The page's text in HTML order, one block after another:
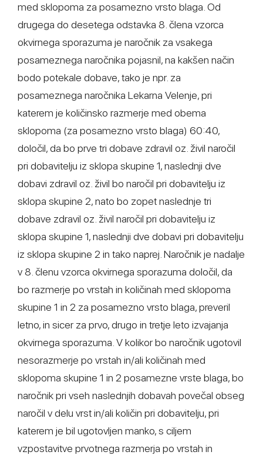
med sklopoma za posamezno vrsto blaga. Od
drugega do desetega odstavka 8. člena vzorca
okvirnega sporazuma je naročnik za vsakega
posameznega naročnika pojasnil, na kakšen način
bodo potekale dobave, tako je npr. za
posameznega naročnika Lekarna Velenje, pri
katerem je količinsko razmerje med obema
sklopoma (za posamezno vrsto blaga) 60:40,
določil, da bo prve tri dobave zdravil oz. živil naročil
pri dobavitelju iz sklopa skupine 1, naslednji dve
dobavi zdravil oz. živil bo naročil pri dobavitelju iz
sklopa skupine 2, nato bo zopet naslednje tri
dobave zdravil oz. živil naročil pri dobavitelju iz
sklopa skupine 1, naslednji dve dobavi pri dobavitelju
iz sklopa skupine 2 in tako naprej. Naročnik je nadalje
v 8. členu vzorca okvirnega sporazuma določil, da
bo razmerje po vrstah in količinah med sklopoma
skupine 1 in 2 za posamezno vrsto blaga, preveril
letno, in sicer za prvo, drugo in tretje leto izvajanja
okvirnega sporazuma. V kolikor bo naročnik ugotovil
nesorazmerje po vrstah in/ali količinah med
sklopoma skupine 1 in 2 posamezne vrste blaga, bo
naročnik pri vseh naslednjih dobavah povečal obseg
naročil v delu vrst in/ali količin pri dobavitelju, pri
katerem je bil ugotovljen manko, s ciljem
vzpostavitve prvotnega razmerja po vrstah in